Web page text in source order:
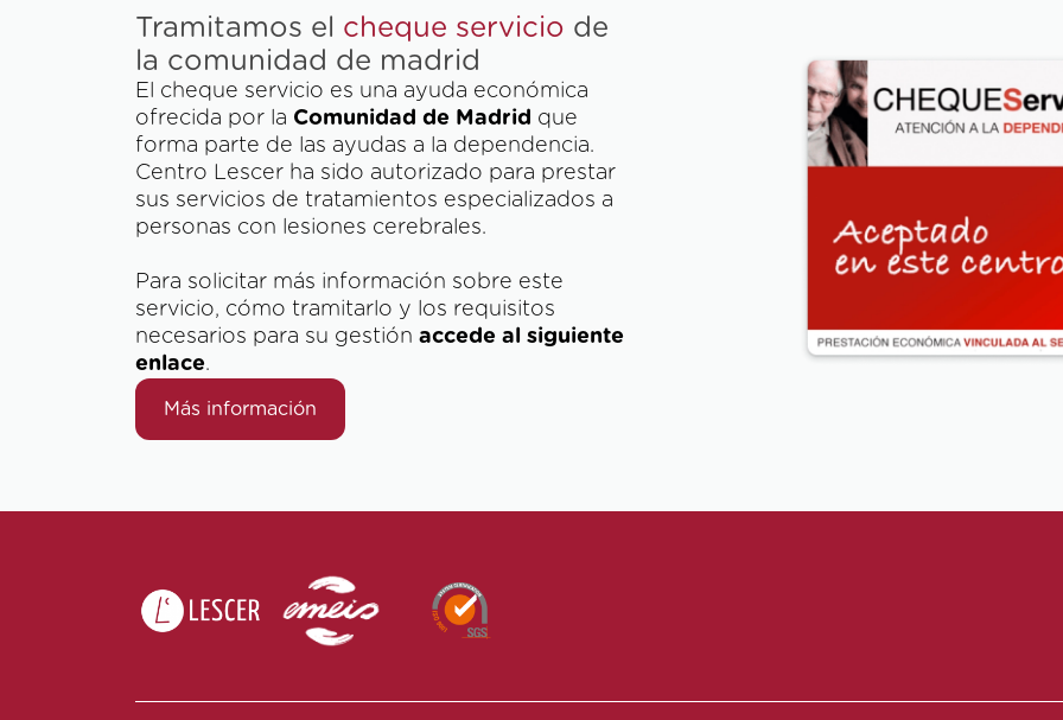
Tramitamos el cheque servicio de
la comunidad de madrid
El cheque servicio es una ayuda económica
ofrecida por la Comunidad de Madrid que
forma parte de las ayudas a la dependencia.
Centro Lescer ha sido autorizado para prestar
sus servicios de tratamientos especializados a
personas con lesiones cerebrales.
Para solicitar más información sobre este
servicio, cómo tramitarlo y los requisitos
necesarios para su gestión accede al siguiente
enlace.
Más información